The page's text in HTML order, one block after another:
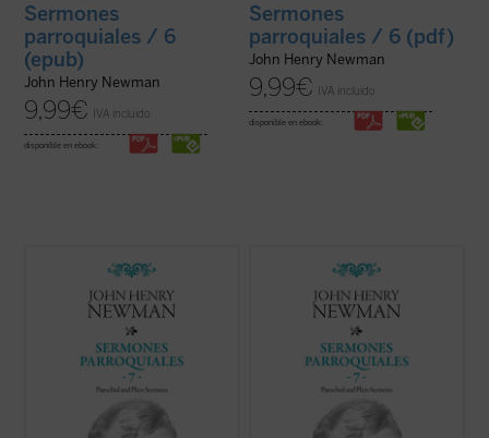
Sermones
parroquiales / 6
(epub)
John Henry Newman
9,99€ IVA incluido
disponible en ebook:
Sermones
parroquiales / 6 (pdf)
John Henry Newman
9,99€ IVA incluido
disponible en ebook:
En 1842, tras la aparición del sexto
volumen, Newman había dado por
terminada la publicación de la serie de sus
Sermones parroquiales. En esos
momentos se hallaba inmerso en el
dramático proceso interior que culminaría
con su conversión ...(ver ficha)
En 1842, tras la aparición del sexto
volumen, Newman había dado por
terminada la publicación de la serie de sus
Sermones parroquiales. En esos
momentos se hallaba inmerso en el
dramático proceso interior que culminaría
con su conversión ...(ver ficha)